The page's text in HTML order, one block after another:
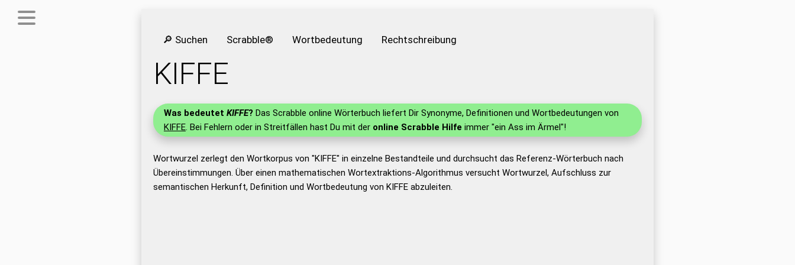
🔎 Suchen Scrabble® Wortbedeutung Rechtschreibung
KIFFE
Was bedeutet KIFFE? Das Scrabble online Wörterbuch liefert Dir Synonyme, Definitionen und Wortbedeutungen von
KIFFE. Bei Fehlern oder in Streitfällen hast Du mit der online Scrabble Hilfe immer "ein Ass im Ärmel"!
Wortwurzel zerlegt den Wortkorpus von "KIFFE" in einzelne Bestandteile und durchsucht das Referenz-Wörterbuch nach
Übereinstimmungen. Über einen mathematischen Wortextraktions-Algorithmus versucht Wortwurzel, Aufschluss zur
semantischen Herkunft, Definition und Wortbedeutung von KIFFE abzuleiten.